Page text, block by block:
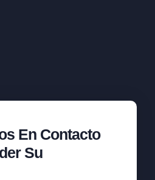
En Contacto
Su